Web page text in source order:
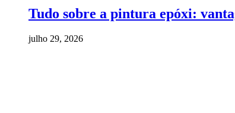
Tudo sobre a pintura epóxi:
julho 29, 2026